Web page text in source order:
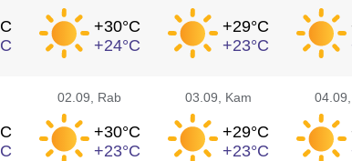
C
C
+30°C
+24°C
+29°C
+23°C
C
C
02.09 , Rab
+30°C
+23°C
03.09 , Kam
+29°C
+23°C
04.09